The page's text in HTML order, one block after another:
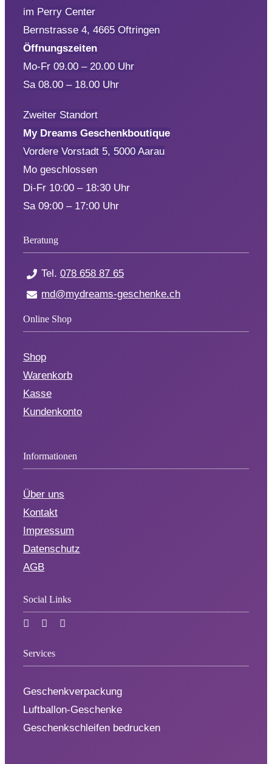
im Perry Center
Bernstrasse 4, 4665 Oftringen
Öffnungszeiten
Mo-Fr 09.00 – 20.00 Uhr
Sa 08.00 – 18.00 Uhr
Zweiter Standort
My Dreams Geschenkboutique
Vordere Vorstadt 5, 5000 Aarau
Mo geschlossen
Di-Fr 10:00 – 18:30 Uhr
Sa 09:00 – 17:00 Uhr
Beratung
Tel. 078 658 87 65
md@mydreams-geschenke.ch
Online Shop
Shop
Warenkorb
Kasse
Kundenkonto
Informationen
Über uns
Kontakt
Impressum
Datenschutz
AGB
Social Links
Services
Geschenkverpackung
Luftballon-Geschenke
Geschenkschleifen bedrucken